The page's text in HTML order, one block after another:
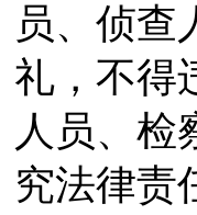
员、侦查
礼，不得
人员、检
究法律责